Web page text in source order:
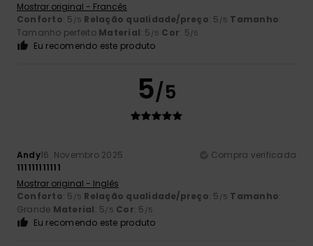
Mostrar original - Francês
Conforto: 5 /5 Relação qualidade/preço: 5 /5 Tamanho:
Tamanho perfeito Material: 5 /5 Cor: 5/5
Eu recomendo este produto
5/5
Andy16. Novembro 2025
Compra verificada
111111111111
Mostrar original - Inglês
Conforto: 5 /5 Relação qualidade/preço: 5 /5 Tamanho:
Grande Material: 5/5 Cor: 5 /5
Eu recomendo este produto